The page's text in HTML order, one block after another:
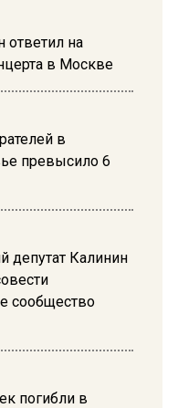
на
в Москве
в
превысило 6
депутат Калинин
сообщество
погибли в